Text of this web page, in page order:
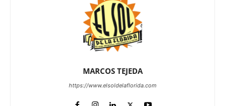
MARCOS TEJEDA
https://www.elsoldelaflorida.com